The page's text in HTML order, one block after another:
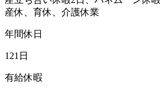
産休、育休、介護休業
年間休日
121日
有給休暇